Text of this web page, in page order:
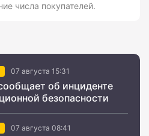
числа покупателей.
07 августа 15:31
об инциденте
безопасности
07 августа 08:41